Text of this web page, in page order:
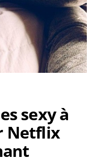
sexy à
Netflix